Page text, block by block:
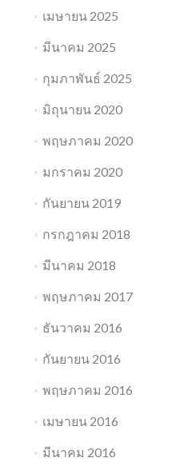
เมษายน 2025
มีนาคม 2025
กุมภาพันธ์ 2025
มิถุนายน 2020
พฤษภาคม 2020
มกราคม 2020
กันยายน 2019
กรกฎาคม 2018
มีนาคม 2018
พฤษภาคม 2017
ธันวาคม 2016
กันยายน 2016
พฤษภาคม 2016
เมษายน 2016
มีนาคม 2016